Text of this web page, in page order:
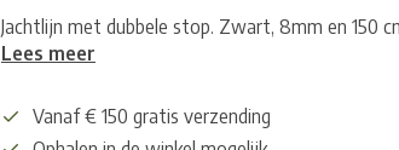
Jachtlijn met dubbele stop. Zwart, 8mm en 150
Lees meer
Vanaf € 150 gratis verzending